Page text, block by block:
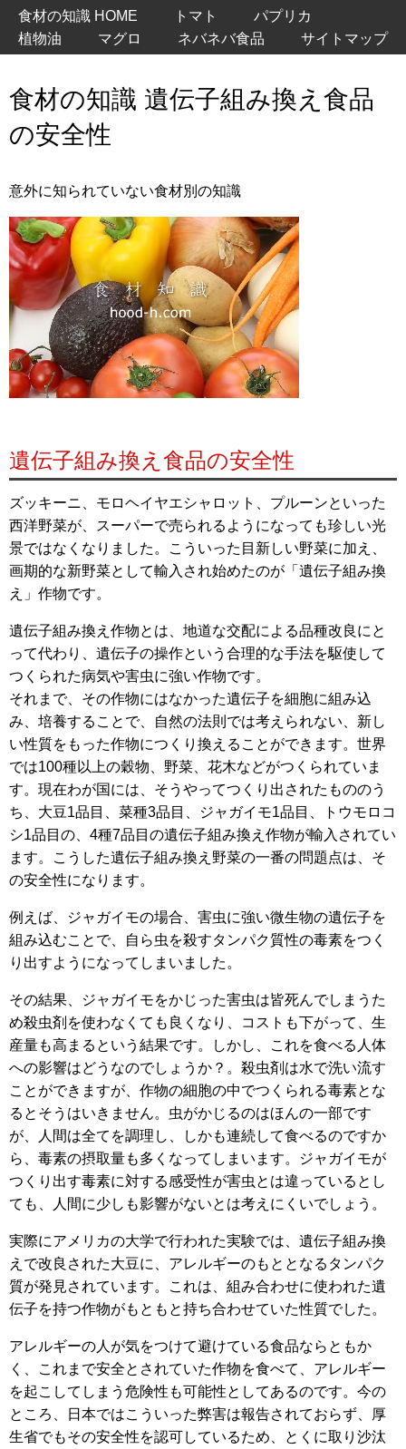
食材の知識 遺伝子組み換え食品
の安全性
意外に知られていない食材別の知識
食材の知識 HOME トマト
パプリカ
植物油
マグロ ネバネバ食品 サイトマップ
遺伝子組み換え食品の安全性
ズッキーニ、モロヘイヤエシャロット、プルーンといった
西洋野菜が、スーパーで売られるようになっても珍しい光
景ではなくなりました。こういった目新しい野菜に加え、
画期的な新野菜として輸入され始めたのが「遺伝子組み換
え」作物です。
遺伝子組み換え作物とは、地道な交配による品種改良にと
って代わり、遺伝子の操作という合理的な手法を駆使して
つくられた病気や害虫に強い作物です。
それまで、その作物にはなかった遺伝子を細胞に組み込
み、培養することで、自然の法則では考えられない、新し
い性質をもった作物につくり換えることができます。世界
では100種以上の穀物、野菜、花木などがつくられていま
す。現在わが国には、そうやってつくり出されたもののう
ち、大豆1品目、菜種3品目、ジャガイモ1品目、トウモロコ
シ1品目の、4種7品目の遺伝子組み換え作物が輸入されてい
ます。こうした遺伝子組み換え野菜の一番の問題点は、そ
の安全性になります。
例えば、ジャガイモの場合、害虫に強い微生物の遺伝子を
組み込むことで、自ら虫を殺すタンパク質性の毒素をつく
り出すようになってしまいました。
その結果、ジャガイモをかじった害虫は皆死んでしまうた
め殺虫剤を使わなくても良くなり、コストも下がって、生
産量も高まるという結果です。しかし、これを食べる人体
への影響はどうなのでしょうか？。殺虫剤は水で洗い流す
ことができますが、作物の細胞の中でつくられる毒素とな
るとそうはいきません。虫がかじるのはほんの一部です
が、人間は全てを調理し、しかも連続して食べるのですか
ら、毒素の摂取量も多くなってしまいます。ジャガイモが
つくり出す毒素に対する感受性が害虫とは違っているとし
ても、人間に少しも影響がないとは考えにくいでしょう。
実際にアメリカの大学で行われた実験では、遺伝子組み換
えで改良された大豆に、アレルギーのもととなるタンパク
質が発見されています。これは、組み合わせに使われた遺
伝子を持つ作物がもともと持ち合わせていた性質でした。
アレルギーの人が気をつけて避けている食品ならともか
く、これまで安全とされていた作物を食べて、アレルギー
を起こしてしまう危険性も可能性としてあるのです。今の
ところ、日本ではこういった弊害は報告されておらず、厚
生省でもその安全性を認可しているため、とくに取り沙汰